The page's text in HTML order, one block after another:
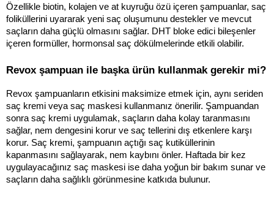
Özellikle biotin, kolajen ve at kuyruğu özü içeren şampuanlar, saç
foliküllerini uyararak yeni saç oluşumunu destekler ve mevcut
saçların daha güçlü olmasını sağlar. DHT bloke edici bileşenler
içeren formüller, hormonsal saç dökülmelerinde etkili olabilir.
Revox şampuan ile başka ürün kullanmak gerekir mi?
Revox şampuanların etkisini maksimize etmek için, aynı seriden
saç kremi veya saç maskesi kullanmanız önerilir. Şampuandan
sonra saç kremi uygulamak, saçların daha kolay taranmasını
sağlar, nem dengesini korur ve saç tellerini dış etkenlere karşı
korur. Saç kremi, şampuanın açtığı saç kutiküllerinin
kapanmasını sağlayarak, nem kaybını önler. Haftada bir kez
uygulayacağınız saç maskesi ise daha yoğun bir bakım sunar ve
saçların daha sağlıklı görünmesine katkıda bulunur.